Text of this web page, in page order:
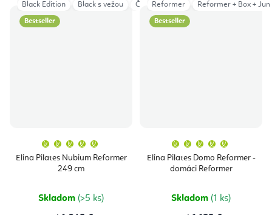
Bestseller
Elina Pilates Nubium Reformer
249 cm
produktu
je
hviezdičiek.
Skladom (>5 ks)
Black Edition Black s vežou Čierna Čierna s vežou Mocha
Bestseller
Elina Pilates Domo Reformer -
domáci Reformer
produktu
je
5,0
Skladom (1 ks)
Reformer Reformer + Box +